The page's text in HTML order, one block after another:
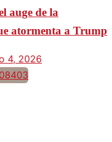
auge de la
atormenta a Trump
4, 2026